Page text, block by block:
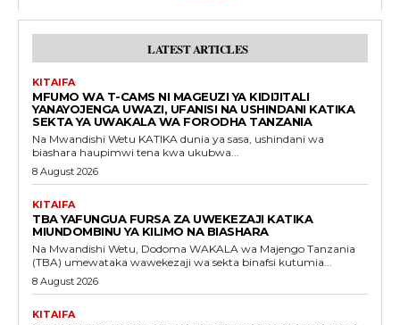
LATEST ARTICLES
KITAIFA
MFUMO WA T-CAMS NI MAGEUZI YA KIDIJITALI
YANAYOJENGA UWAZI, UFANISI NA USHINDANI KATIKA
SEKTA YA UWAKALA WA FORODHA TANZANIA
Na Mwandishi Wetu KATIKA dunia ya sasa, ushindani wa
biashara haupimwi tena kwa ukubwa...
8 August 2026
KITAIFA
TBA YAFUNGUA FURSA ZA UWEKEZAJI KATIKA
MIUNDOMBINU YA KILIMO NA BIASHARA
Na Mwandishi Wetu, Dodoma WAKALA wa Majengo Tanzania
(TBA) umewataka wawekezaji wa sekta binafsi kutumia...
8 August 2026
KITAIFA